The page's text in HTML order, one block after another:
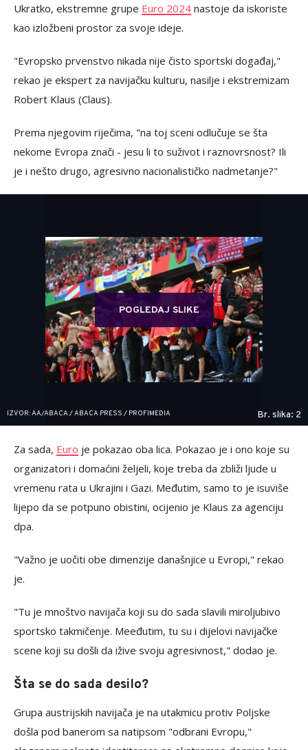
Ukratko, ekstremne grupe Euro 2024 nastoje da iskoriste
kao izložbeni prostor za svoje ideje.
"Evropsko prvenstvo nikada nije čisto sportski događaj,"
rekao je ekspert za navijačku kulturu, nasilje i ekstremizam
Robert Klaus (Claus).
Prema njegovim riječima, "na toj sceni odlučuje se šta
nekome Evropa znači - jesu li to suživot i raznovrsnost? Ili
je i nešto drugo, agresivno nacionalističko nadmetanje?"
POGLEDAJ SLIKE
IZVOR: AA/ABACA / ABACA PRESS / PROFIMEDIA Br. slika: 2
Za sada, Euro je pokazao oba lica. Pokazao je i ono koje su
organizatori i domaćini željeli, koje treba da zbliži ljude u
vremenu rata u Ukrajini i Gazi. Međutim, samo to je isuviše
lijepo da se potpuno obistini, ocijenio je Klaus za agenciju
dpa.
"Važno je uočiti obe dimenzije današnjice u Evropi," rekao
je.
"Tu je mnoštvo navijača koji su do sada slavili miroljubivo
sportsko takmičenje. Meeđutim, tu su i dijelovi navijačke
scene koji su došli da ižive svoju agresivnost," dodao je.
Šta se do sada desilo?
Grupa austrijskih navijača je na utakmicu protiv Poljske
došla pod banerom sa natipsom "odbrani Evropu,"